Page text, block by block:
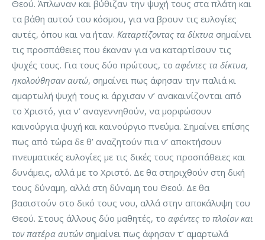
Θεού. Άπλωναν και βύθιζαν την ψυχή τους στα πλάτη και
τα βάθη αυτού του κόσμου, για να βρουν τις ευλογίες
αυτές, όπου και να ήταν. Καταρτίζοντας τα δίκτυα σημαίνει
τις προσπάθειες που έκαναν για να καταρτίσουν τις
ψυχές τους. Για τους δύο πρώτους, το αφέντες τα δίκτυα,
ηκολούθησαν αυτώ, σημαίνει πως άφησαν την παλιά κι
αμαρτωλή ψυχή τους κι άρχισαν ν’ ανακαινίζονται από
το Χριστό, για ν’ αναγεννηθούν, να μορφώσουν
καινούργια ψυχή και καινούργιο πνεύμα. Σημαίνει επίσης
πως από τώρα δε θ’ αναζητούν πια ν’ αποκτήσουν
πνευματικές ευλογίες με τις δικές τους προσπάθειες και
δυνάμεις, αλλά με το Χριστό. Δε θα στηριχθούν στη δική
τους δύναμη, αλλά στη δύναμη του Θεού. Δε θα
βασιστούν στο δικό τους νου, αλλά στην αποκάλυψη του
Θεού. Στους άλλους δύο μαθητές, το αφέντες το πλοίον και
τον πατέρα αυτώνσημαίνει πως άφησαν τ’ αμαρτωλά